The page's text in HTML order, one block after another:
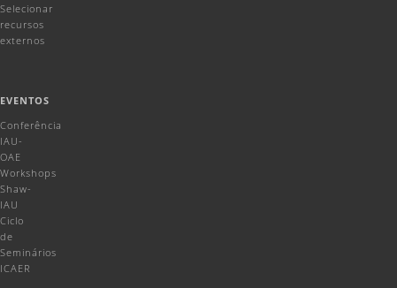
Selecionar
recursos
externos
EVENTOS
Conferência
IAU-
OAE
Workshops
Shaw-
IAU
Ciclo
de
Seminários
ICAER